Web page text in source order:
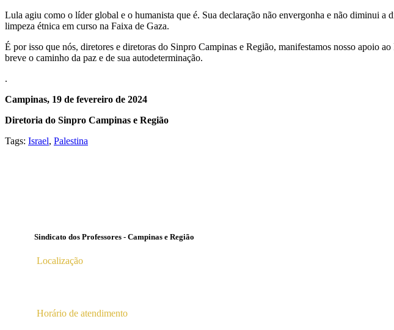
Lula agiu como o líder global e o humanista que é. Sua declaração não envergonha e não diminui
limpeza étnica em curso na Faixa de Gaza.
É por isso que nós, diretores e diretoras do Sinpro Campinas e Região, manifestamos nosso apoio
breve o caminho da paz e de sua autodeterminação.
.
Campinas, 19 de fevereiro de 2024
Diretoria do Sinpro Campinas e Região
Tags: Israel, Palestina
Sindicato dos Professores - Campinas e Região
Localização
Horário de atendimento